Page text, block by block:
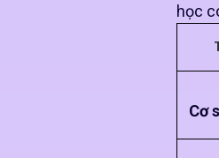
học
Cơ